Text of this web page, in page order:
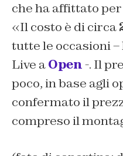
che ha affittato
«Il costo è di circa
tutte le occasioni
Live aOpen-. Il
poco, in base agli
confermato il
compreso il